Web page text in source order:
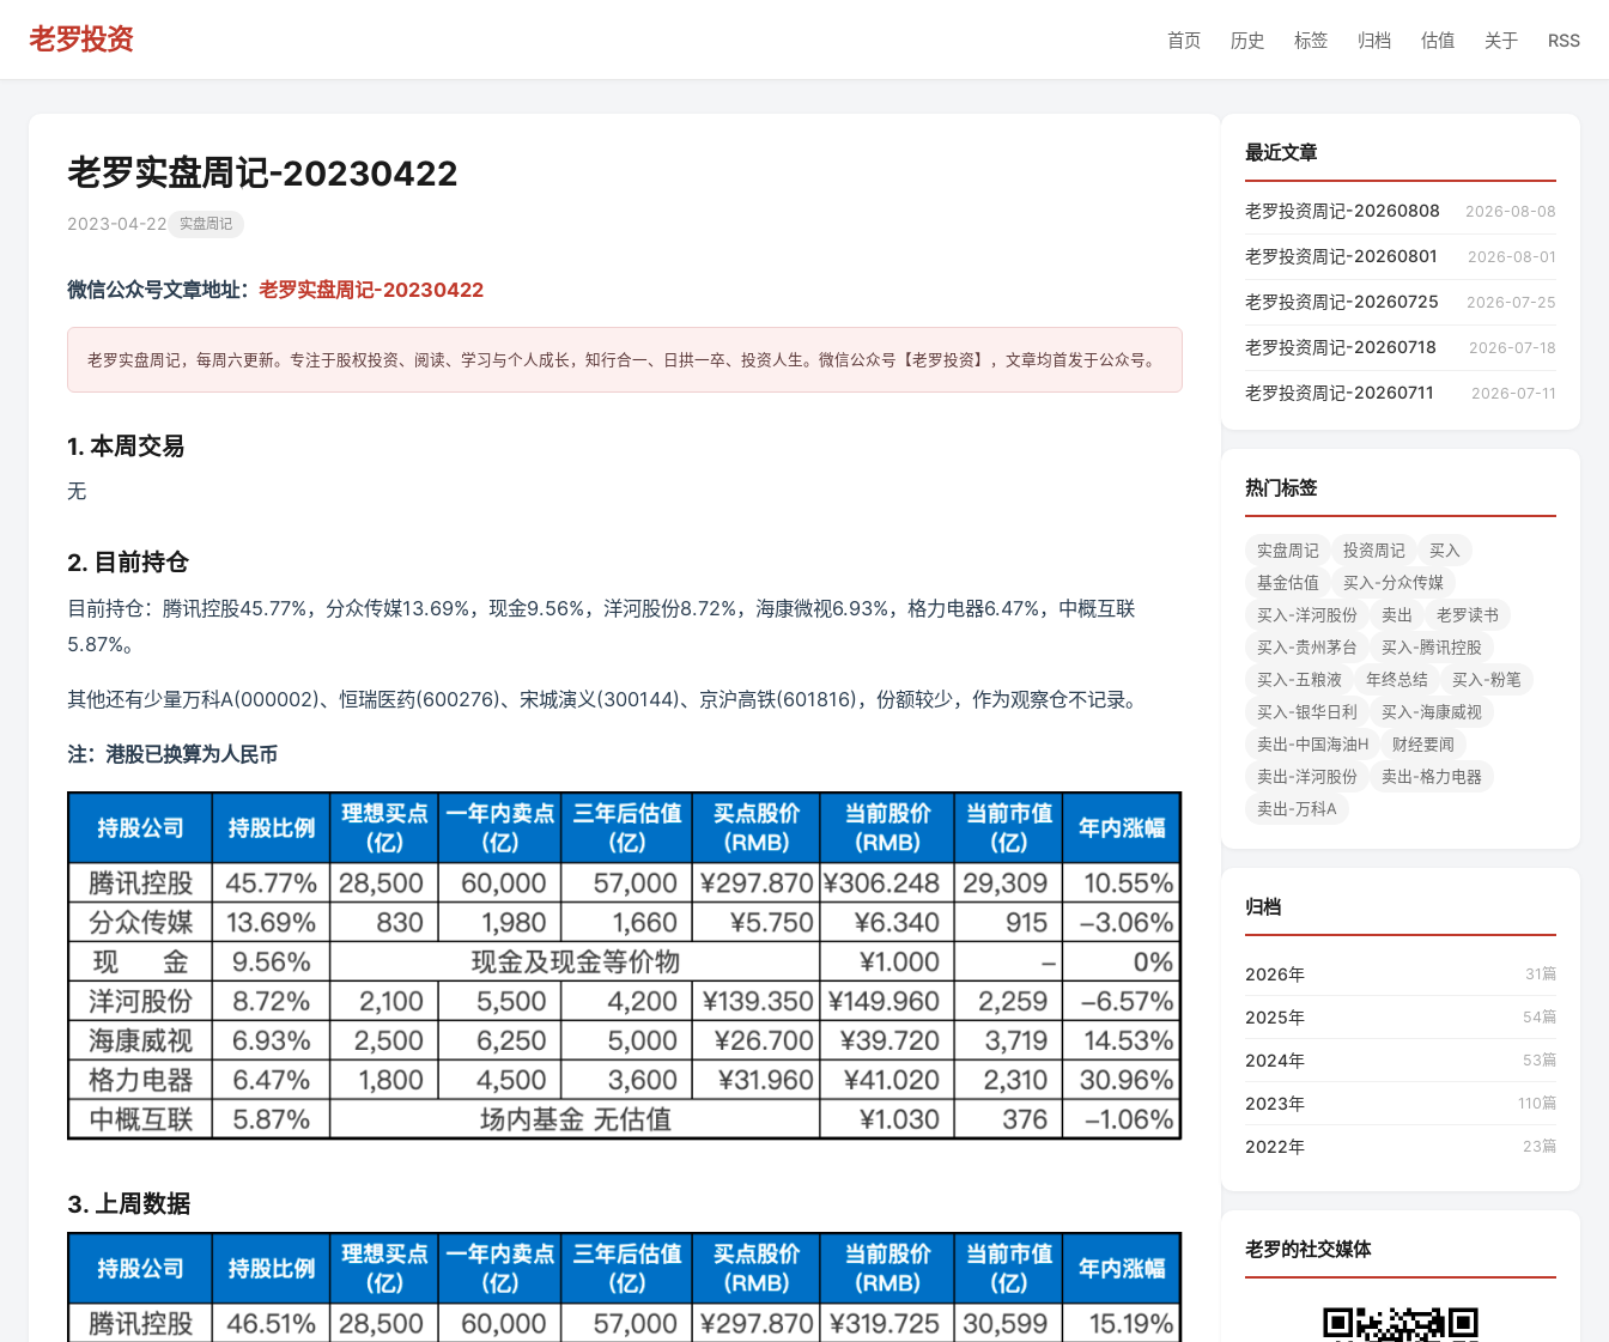
老罗投资 首页 历史 标签 归档 估值 关于 RSS
老罗实盘周记-20230422
2023-04-22 实盘周记
微信公众号文章地址： 老罗实盘周记-20230422
1. 本周交易
无
2. 目前持仓
目前持仓：腾讯控股45.77%，分众传媒13.69%，现金9.56%，洋河股份8.72%，海康微视6.93%，格力电器6.47%，中概互联
5.87%。
其他还有少量万科A(000002)、恒瑞医药(600276)、宋城演义(300144)、京沪高铁(601816)，份额较少，作为观察仓不记录。
注：港股已换算为人民币
3. 上周数据
最近文章
老罗投资周记-20260808 2026-08-08
老罗投资周记-20260801 2026-08-01
老罗投资周记-20260725 2026-07-25
老罗投资周记-20260718 2026-07-18
老罗投资周记-20260711 2026-07-11
热门标签
实盘周记 投资周记
买入
基金估值
买入-分众传媒
买入-洋河股份
卖出
老罗读书
买入-贵州茅台
买入-腾讯控股
买入-五粮液
年终总结
买入-粉笔
买入-银华日利
买入-海康威视
卖出-中国海油H
财经要闻
卖出-洋河股份
卖出-格力电器
卖出-万科A
归档
2026年 31篇
2025年 54篇
2024年 53篇
2023年 110篇
2022年 23篇
老罗的社交媒体